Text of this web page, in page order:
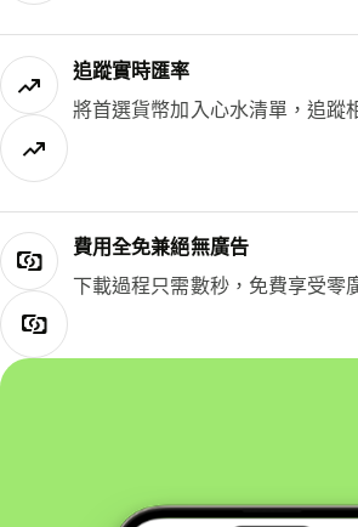
追蹤實時匯率
將首選貨幣加入心水清單，追蹤
費用全免兼絕無廣告
下載過程只需數秒，免費享受零